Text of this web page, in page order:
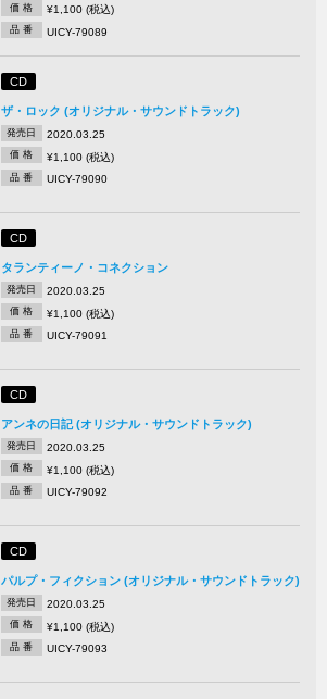
価 格 ¥1,100 (税込)
品 番 UICY-79089
CD
ザ・ロック (オリジナル・サウンドトラック)
発売日 2020.03.25
価 格 ¥1,100 (税込)
品 番 UICY-79090
CD
タランティーノ・コネクション
発売日 2020.03.25
価 格 ¥1,100 (税込)
品 番 UICY-79091
CD
アンネの日記 (オリジナル・サウンドトラック)
発売日 2020.03.25
価 格 ¥1,100 (税込)
品 番 UICY-79092
CD
パルプ・フィクション (オリジナル・サウンドトラック)
発売日 2020.03.25
価 格 ¥1,100 (税込)
品 番 UICY-79093